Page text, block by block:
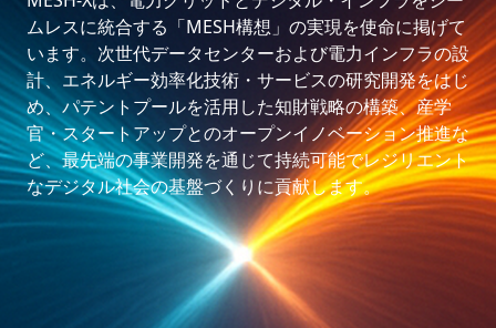
ムレスに統合する「MESH構想」の実現を使命に掲げて
います。次世代データセンターおよび電力インフラの設
計、エネルギー効率化技術・サービスの研究開発をはじ
め、パテントプールを活用した知財戦略の構築、産学
官・スタートアップとのオープンイノベーション推進な
ど、最先端の事業開発を通じて持続可能でレジリエント
なデジタル社会の基盤づくりに貢献します。